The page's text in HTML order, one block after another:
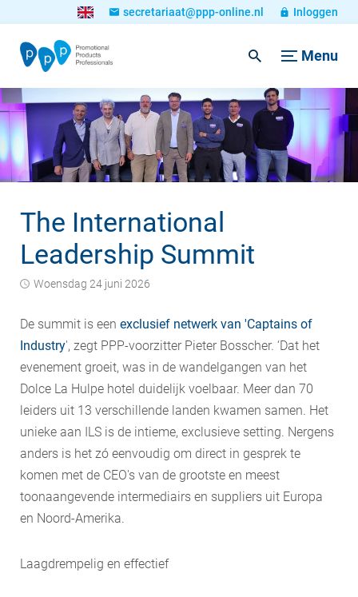
secretariaat@ppp-online.nl Inloggen
Menu
The International
Leadership Summit
woensdag 24 juni 2026
De summit is een exclusief netwerk van 'Captains of
Industry', zegt PPP-voorzitter Pieter Bosscher. ‘Dat het
evenement groeit, was in de wandelgangen van het
Dolce La Hulpe hotel duidelijk voelbaar. Meer dan 70
leiders uit 13 verschillende landen kwamen samen. Het
unieke aan ILS is de intieme, exclusieve setting. Nergens
anders is het zó eenvoudig om direct in gesprek te
komen met de CEO's van de grootste en meest
toonaangevende intermediairs en suppliers uit Europa
en Noord-Amerika.
Laagdrempelig en effectief